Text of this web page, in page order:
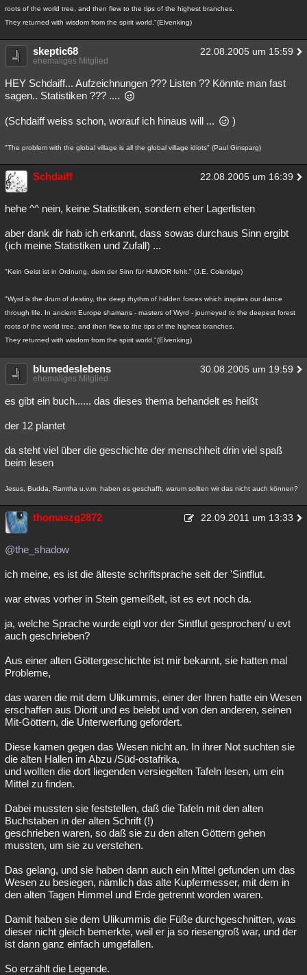
roots of the world tree, and then flew to the tips of the highest branches.
They returned with wisdom from the spirit world."(Elvenking)
skeptic68 22.08.2005 um 15:59
ehemaliges Mitglied
HEY Schdaiff... Aufzeichnungen ??? Listen ?? Könnte man fast
sagen.. Statistiken ??? ....
(Schdaiff weiss schon, worauf ich hinaus will ... )
"The problem with the global village is all the global village idiots" (Paul Ginsparg)
Schdaiff 22.08.2005 um 16:39
hehe ^^ nein, keine Statistiken, sondern eher Lagerlisten
aber dank dir hab ich erkannt, dass sowas durchaus Sinn ergibt
(ich meine Statistiken und Zufall) ...
"Kein Geist ist in Ordnung, dem der Sinn für HUMOR fehlt." (J.E. Coleridge)
"Wyrd is the drum of destiny, the deep rhythm of hidden forces which inspires our dance
through life. In ancient Europe shamans - masters of Wyrd - journeyed to the deepest forest
roots of the world tree, and then flew to the tips of the highest branches.
They returned with wisdom from the spirit world."(Elvenking)
blumedeslebens 30.08.2005 um 19:59
ehemaliges Mitglied
es gibt ein buch...... das dieses thema behandelt es heißt
der 12 plantet
da steht viel über die geschichte der menschheit drin viel spaß
beim lesen
Jesus, Budda, Ramtha u.v.m. haben es geschafft, warum sollten wir das nicht auch können?
thomaszg2872 22.09.2011 um 13:33
@the_shadow
ich meine, es ist die älteste schriftsprache seit der 'Sintflut.
war etwas vorher in Stein gemeißelt, ist es evt noch da.
ja, welche Sprache wurde eigtl vor der Sintflut gesprochen/ u evt
auch geschrieben?
Aus einer alten Göttergeschichte ist mir bekannt, sie hatten mal
Probleme,
das waren die mit dem Ulikummis, einer der Ihren hatte ein Wesen
erschaffen aus Diorit und es belebt und von den anderen, seinen
Mit-Göttern, die Unterwerfung gefordert.
Diese kamen gegen das Wesen nicht an. In ihrer Not suchten sie
die alten Hallen im Abzu /Süd-ostafrika,
und wollten die dort liegenden versiegelten Tafeln lesen, um ein
Mittel zu finden.
Dabei mussten sie feststellen, daß die Tafeln mit den alten
Buchstaben in der alten Schrift (!)
geschrieben waren, so daß sie zu den alten Göttern gehen
mussten, um sie zu verstehen.
Das gelang, und sie haben dann auch ein Mittel gefunden um das
Wesen zu besiegen, nämlich das alte Kupfermesser, mit dem in
den alten Tagen Himmel und Erde getrennt worden waren.
Damit haben sie dem Ulikummis die Füße durchgeschnitten, was
dieser nicht gleich bemerkte, weil er ja so riesengroß war, und der
ist dann ganz einfach umgefallen.
So erzählt die Legende.